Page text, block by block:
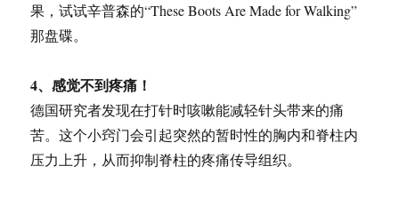
果，试试辛普森的“These Boots Are Made for Walking”
那盘碟。
4、感觉不到疼痛！
德国研究者发现在打针时咳嗽能减轻针头带来的痛
苦。这个小窍门会引起突然的暂时性的胸内和脊柱内
压力上升，从而抑制脊柱的疼痛传导组织。